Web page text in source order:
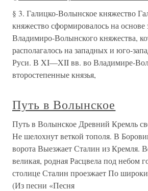
§ 3. Галицко-Волынское княжество
княжество сформировалось на
Владимиро-Волынского княжества,
располагалось на западных и юго-
Руси. В XI—XII вв. во Владимире-
второстепенные князья,
Путь в Волынское
Путь в Волынское Древний Кремль
Не шелохнут веткой тополя. В
ворота Выезжает Сталин из Кремля.
великая, родная Расцвела под небом
столице Сталин проезжает По
(Из песни «Песня